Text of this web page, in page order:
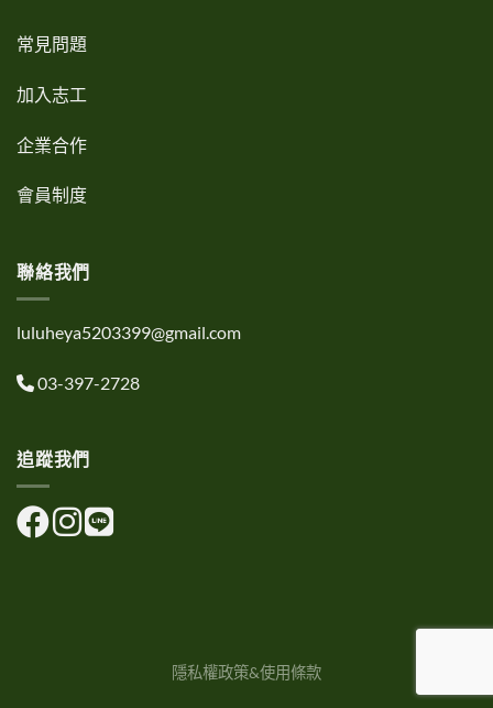
常見問題
加入志工
企業合作
會員制度
聯絡我們
luluheya5203399@gmail.com
03-397-2728
追蹤我們
隱私權政策&使用條款